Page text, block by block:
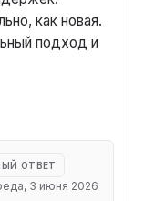
как новая.
подход и
ОТВЕТ
3 июня 2026